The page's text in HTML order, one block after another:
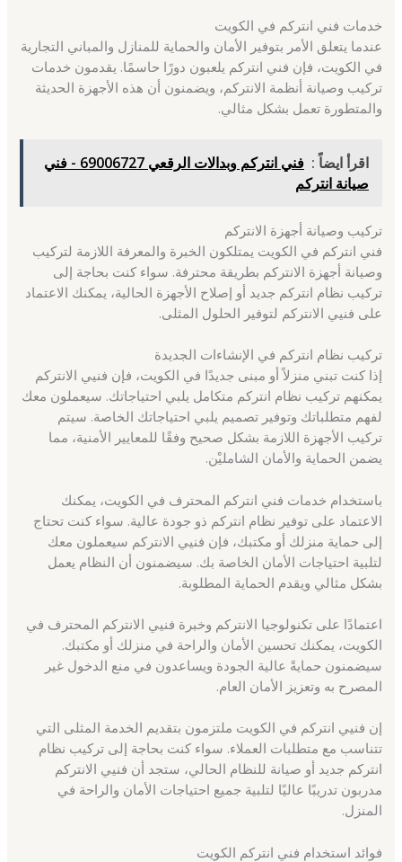
خدمات فني انتركم في الكويت
عندما يتعلق الأمر بتوفير الأمان والحماية للمنازل والمباني التجارية
في الكويت، فإن فني انتركم يلعبون دورًا حاسمًا. يقدمون خدمات
تركيب وصيانة أنظمة الانتركم، ويضمنون أن هذه الأجهزة الحديثة
والمتطورة تعمل بشكل مثالي.
اقرأ ايضاً :
فني انتركم وبدالات الرقعي 69006727 - فني
صيانة انتركم
تركيب وصيانة أجهزة الانتركم
فني انتركم في الكويت يمتلكون الخبرة والمعرفة اللازمة لتركيب
وصيانة أجهزة الانتركم بطريقة محترفة. سواء كنت بحاجة إلى
تركيب نظام انتركم جديد أو إصلاح الأجهزة الحالية، يمكنك الاعتماد
على فنيي الانتركم لتوفير الحلول المثلى.
تركيب نظام انتركم في الإنشاءات الجديدة
إذا كنت تبني منزلاً أو مبنى جديدًا في الكويت، فإن فنيي الانتركم
يمكنهم تركيب نظام انتركم متكامل يلبي احتياجاتك. سيعملون معك
لفهم متطلباتك وتوفير تصميم يلبي احتياجاتك الخاصة. سيتم
تركيب الأجهزة اللازمة بشكل صحيح وفقًا للمعايير الأمنية، مما
يضمن الحماية والأمان الشامليْن.
باستخدام خدمات فني انتركم المحترف في الكويت، يمكنك
الاعتماد على توفير نظام انتركم ذو جودة عالية. سواء كنت تحتاج
إلى حماية منزلك أو مكتبك، فإن فنيي الانتركم سيعملون معك
لتلبية احتياجات الأمان الخاصة بك. سيضمنون أن النظام يعمل
بشكل مثالي ويقدم الحماية المطلوبة.
اعتمادًا على تكنولوجيا الانتركم وخبرة فنيي الانتركم المحترف في
الكويت، يمكنك تحسين الأمان والراحة في منزلك أو مكتبك.
سيضمنون حمايةً عالية الجودة ويساعدون في منع الدخول غير
المصرح به وتعزيز الأمان العام.
إن فنيي انتركم في الكويت ملتزمون بتقديم الخدمة المثلى التي
تتناسب مع متطلبات العملاء. سواء كنت بحاجة إلى تركيب نظام
انتركم جديد أو صيانة للنظام الحالي، ستجد أن فنيي الانتركم
مدربون تدريبًا عاليًا لتلبية جميع احتياجات الأمان والراحة في
المنزل.
فوائد استخدام فني انتركم الكويت